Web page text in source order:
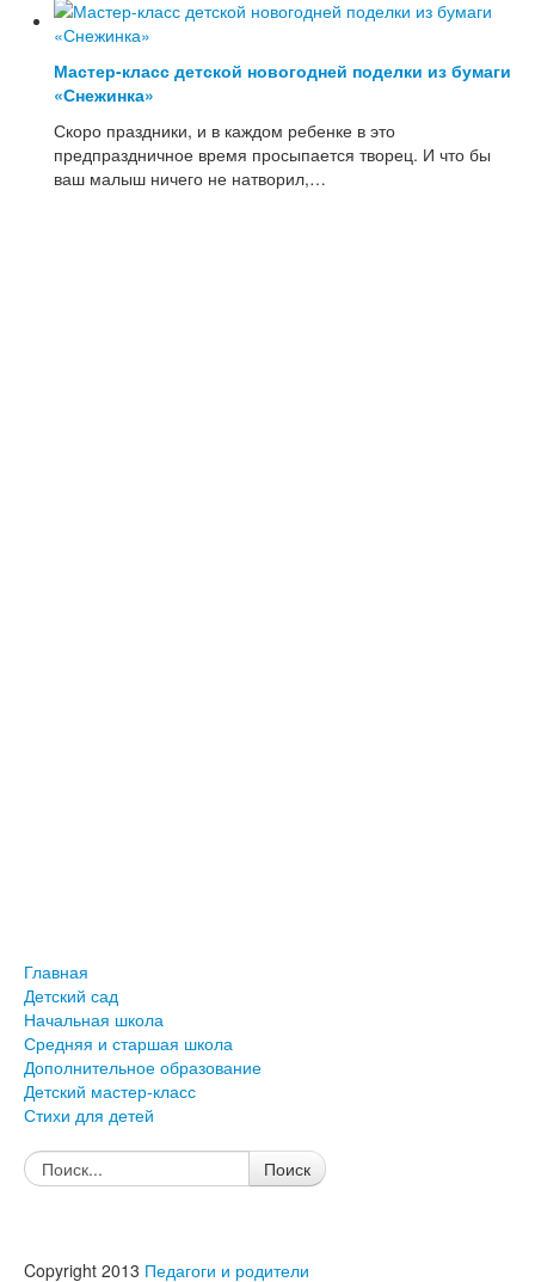
Мастер-класс детской новогодней поделки из бумаги
«Снежинка»
Скоро праздники, и в каждом ребенке в это
предпраздничное время просыпается творец. И что бы
ваш малыш ничего не натворил,…
Главная
Детский сад
Начальная школа
Средняя и старшая школа
Дополнительное образование
Детский мастер-класс
Стихи для детей
Поиск
Copyright 2013 Педагоги и родители